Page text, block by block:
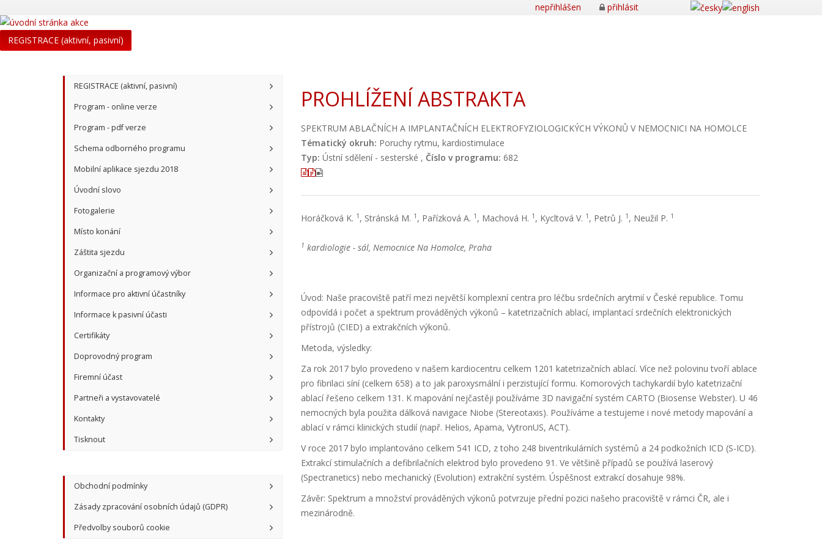
nepřihlášen přihlásit
REGISTRACE (aktivní, pasivní)
REGISTRACE (aktivní, pasivní)
Program - online verze
Program - pdf verze
Schema odborného programu
Mobilní aplikace sjezdu 2018
Úvodní slovo
Fotogalerie
Místo konání
Záštita sjezdu
Organizační a programový výbor
Informace pro aktivní účastníky
Informace k pasivní účasti
Certifikáty
Doprovodný program
Firemní účast
Partneři a vystavovatelé
Kontakty
Tisknout
Obchodní podmínky
Zásady zpracování osobních údajů (GDPR)
Předvolby souborů cookie
PROHLÍŽENÍ ABSTRAKTA
SPEKTRUM ABLAČNÍCH A IMPLANTAČNÍCH ELEKTROFYZIOLOGICKÝCH VÝKONŮ V NEMOCNICI NA HOMOLCE
Tématický okruh: Poruchy rytmu, kardiostimulace
Typ: Ústní sdělení - sesterské , Číslo v programu: 682
Horáčková K. 1 , Stránská M. 1 , Pařízková A. 1 , Machová H. 1 , Kycltová V. 1 , Petrů J. 1 , Neužil P. 1
1 kardiologie - sál, Nemocnice Na Homolce, Praha
Úvod: Naše pracoviště patří mezi největší komplexní centra pro léčbu srdečních arytmií v České republice. Tomu
odpovídá i počet a spektrum prováděných výkonů – katetrizačních ablací, implantací srdečních elektronických
přístrojů (CIED) a extrakčních výkonů.
Metoda, výsledky:
Za rok 2017 bylo provedeno v našem kardiocentru celkem 1201 katetrizačních ablací. Více než polovinu tvoří ablace
pro fibrilaci síní (celkem 658) a to jak paroxysmální i perzistující formu. Komorových tachykardií bylo katetrizační
ablací řešeno celkem 131. K mapování nejčastěji používáme 3D navigační systém CARTO (Biosense Webster). U 46
nemocných byla použita dálková navigace Niobe (Stereotaxis). Používáme a testujeme i nové metody mapování a
ablací v rámci klinických studií (např. Helios, Apama, VytronUS, ACT).
V roce 2017 bylo implantováno celkem 541 ICD, z toho 248 biventrikulárních systémů a 24 podkožních ICD (S-ICD).
Extrakcí stimulačních a defibrilačních elektrod bylo provedeno 91. Ve většině případů se používá laserový
(Spectranetics) nebo mechanický (Evolution) extrakční systém. Úspěšnost extrakcí dosahuje 98%.
Závěr: Spektrum a množství prováděných výkonů potvrzuje přední pozici našeho pracoviště v rámci ČR, ale i
mezinárodně.